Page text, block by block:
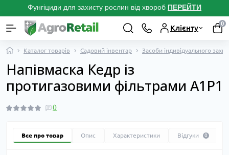
Фунгіциди для захисту рослин від хвороб ПЕРЕЙТИ
Клієнту
0
Каталог товарів Садовий інвентар Засоби індивідуального
Напівмаска Кедр із
протигазовими фільтрами А1Р1
0
Все про товар Опис Характеристики Відгуки 0